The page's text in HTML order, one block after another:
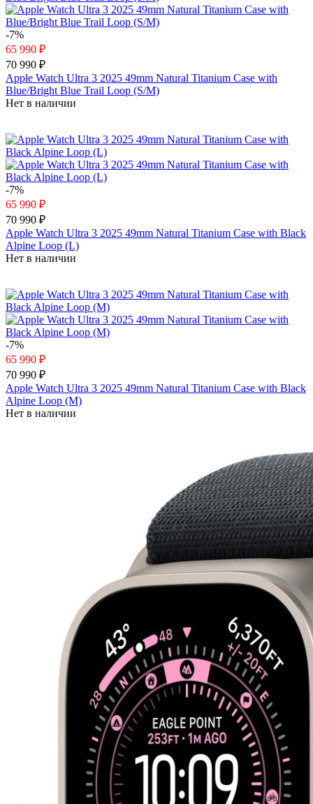
-7%
65 990 ₽
70 990 ₽
Apple Watch Ultra 3 2025 49mm Natural Titanium Case with
Blue/Bright Blue Trail Loop (S/M)
Нет в наличии
-7%
65 990 ₽
70 990 ₽
Apple Watch Ultra 3 2025 49mm Natural Titanium Case with Black
Alpine Loop (L)
Нет в наличии
-7%
65 990 ₽
70 990 ₽
Apple Watch Ultra 3 2025 49mm Natural Titanium Case with Black
Alpine Loop (M)
Нет в наличии